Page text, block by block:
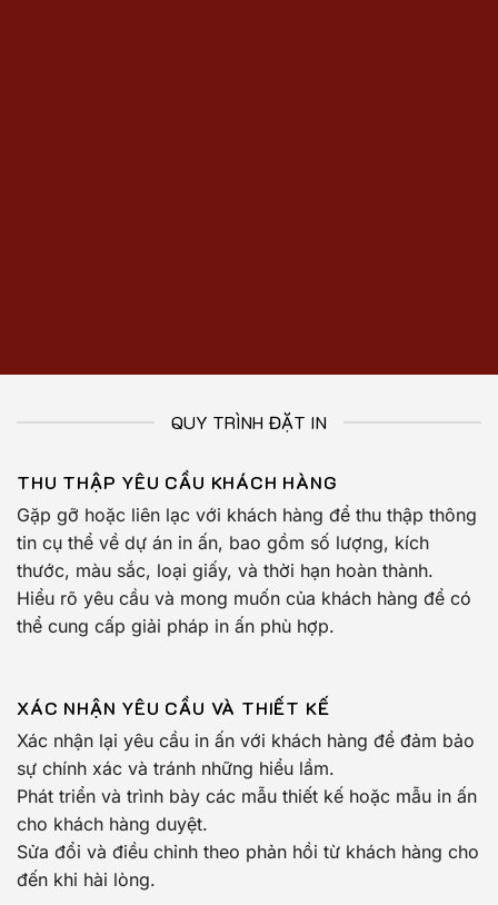
QUY TRÌNH ĐẶT IN
THU THẬP YÊU CẦU KHÁCH HÀNG
Gặp gỡ hoặc liên lạc với khách hàng để thu thập thông
tin cụ thể về dự án in ấn, bao gồm số lượng, kích
thước, màu sắc, loại giấy, và thời hạn hoàn thành.
Hiểu rõ yêu cầu và mong muốn của khách hàng để có
thể cung cấp giải pháp in ấn phù hợp.
XÁC NHẬN YÊU CẦU VÀ THIẾT KẾ
Xác nhận lại yêu cầu in ấn với khách hàng để đảm bảo
sự chính xác và tránh những hiểu lầm.
Phát triển và trình bày các mẫu thiết kế hoặc mẫu in ấn
cho khách hàng duyệt.
Sửa đổi và điều chỉnh theo phản hồi từ khách hàng cho
đến khi hài lòng.